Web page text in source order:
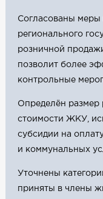
Согласованы
регионального
розничной
позволит более
контрольные
Определён размер
стоимости ЖКУ,
субсидии на
и коммунальных
Уточнены
приняты в члены